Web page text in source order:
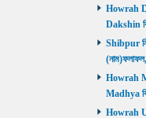
Howrah
Dakshin
Shibpur
Howrah
Madhya
Howrah